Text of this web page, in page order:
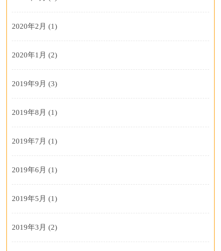
2020年2月 (1)
2020年1月 (2)
2019年9月 (3)
2019年8月 (1)
2019年7月 (1)
2019年6月 (1)
2019年5月 (1)
2019年3月 (2)